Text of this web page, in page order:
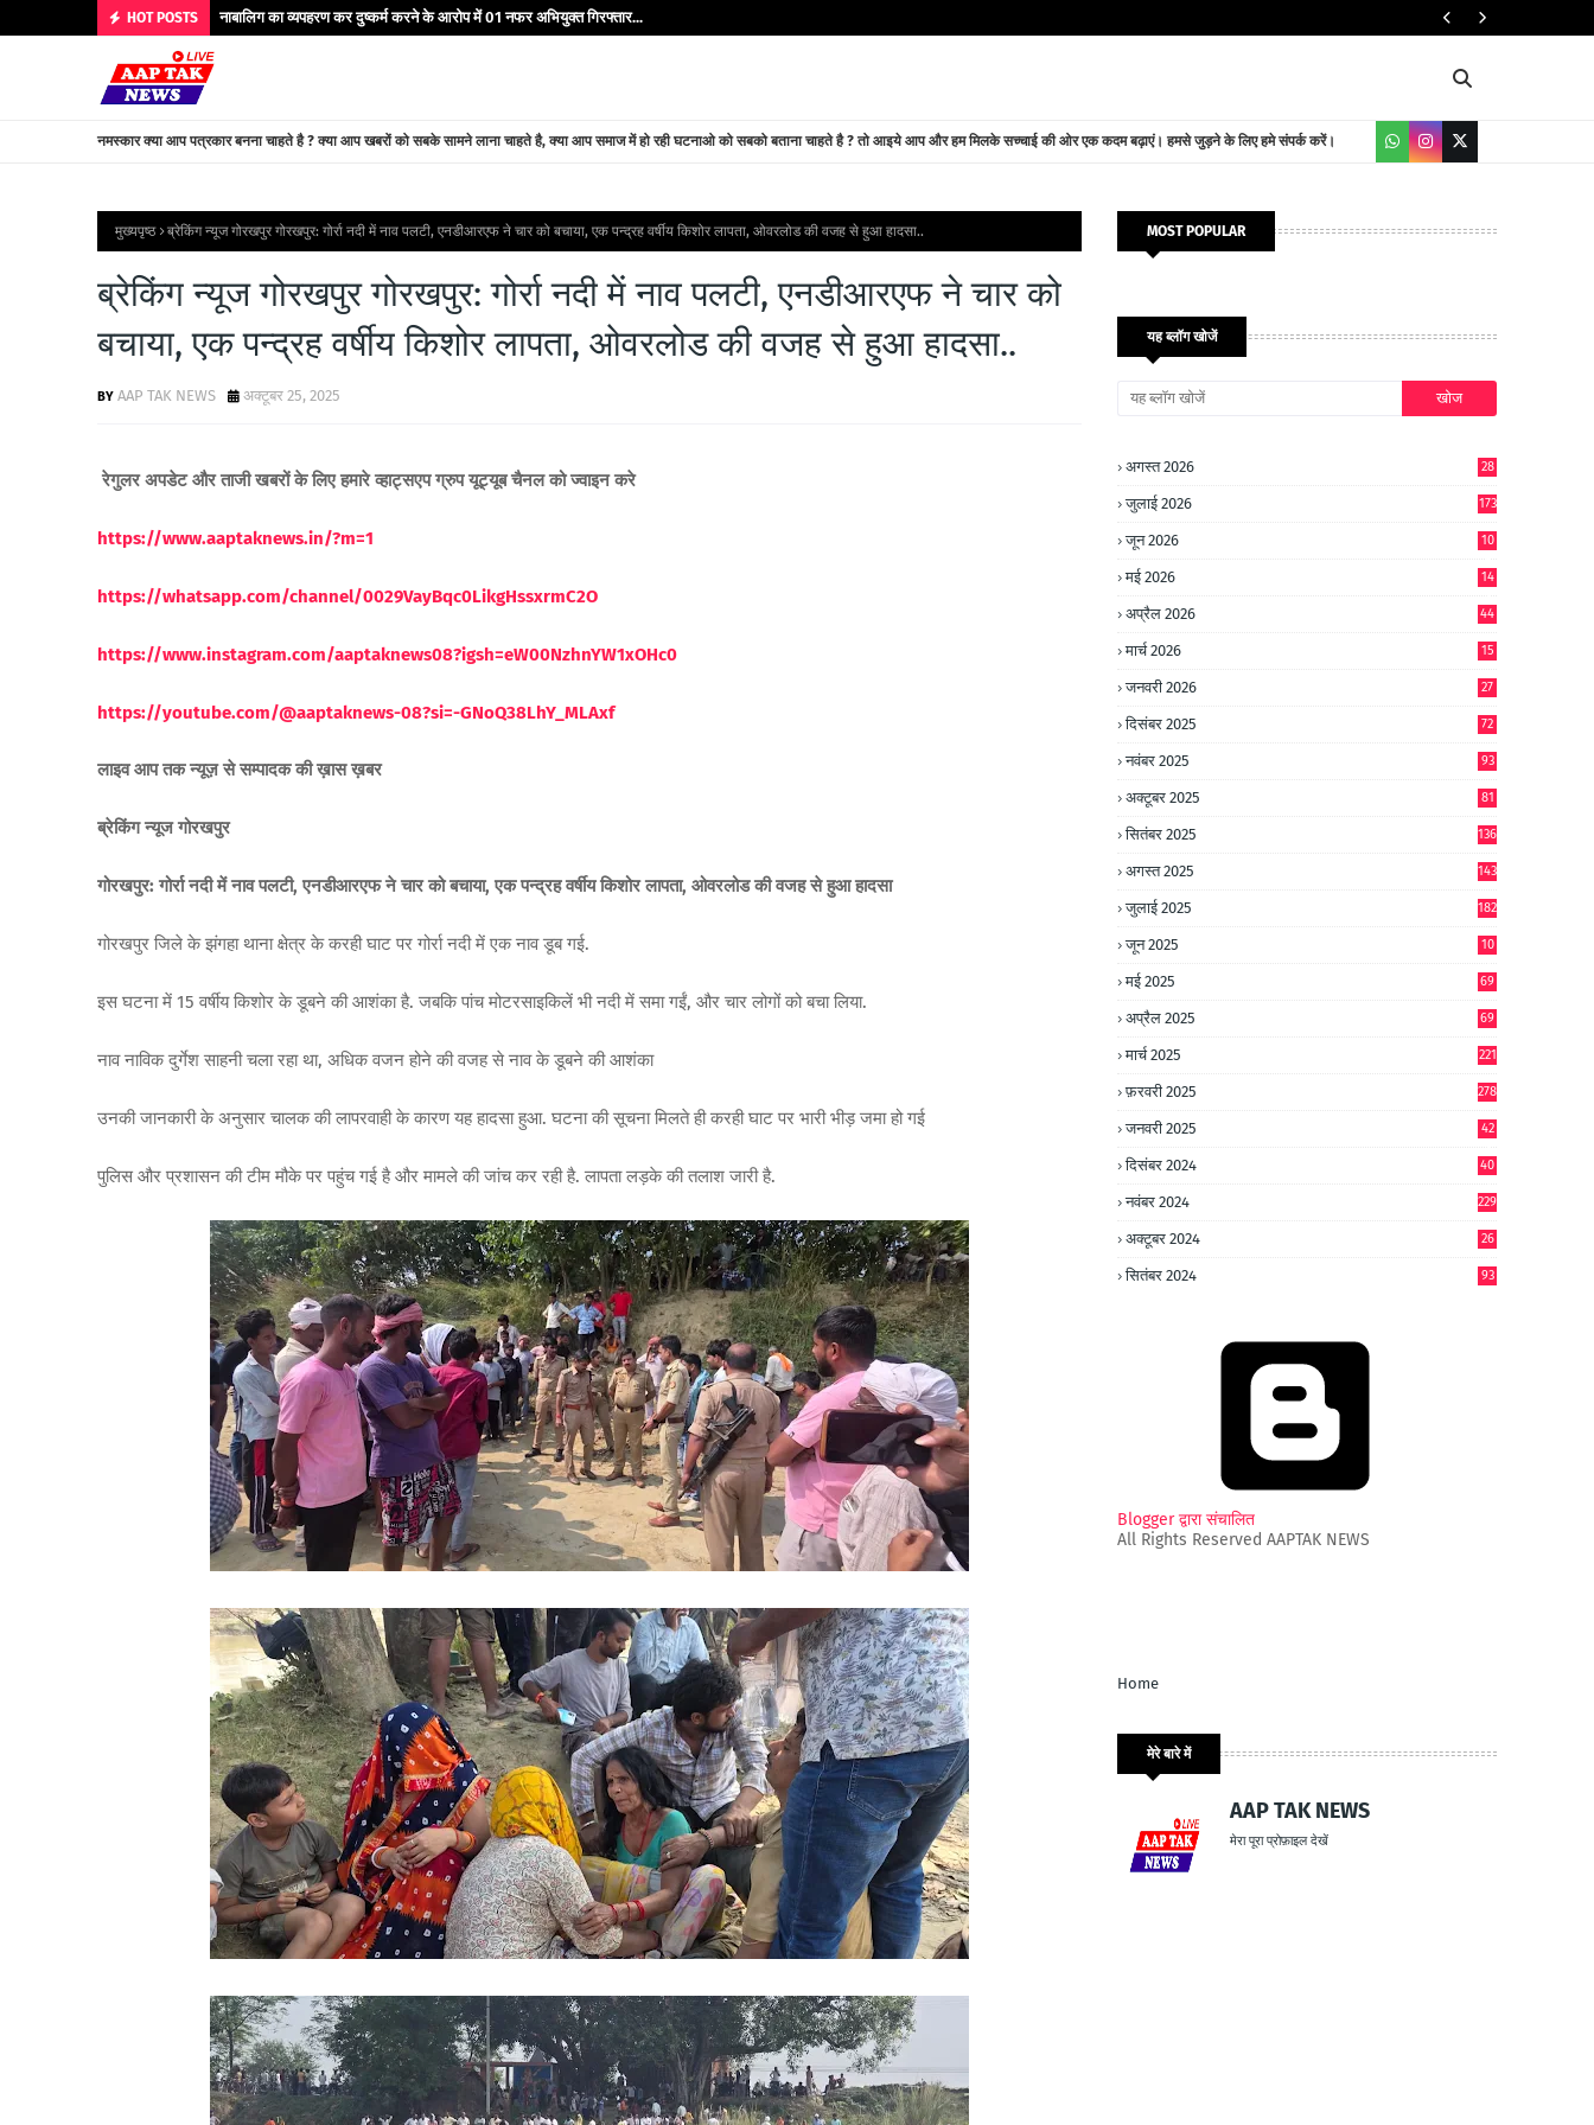
HOT POSTS नाबालिग का व्यपहरण कर दुष्कर्म करने के आरोप में 01 नफर अभियुक्त गिरफ्तार...
नमस्कार क्या आप पत्रकार बनना चाहते है ? क्या आप खबरों को सबके सामने लाना चाहते है, क्या आप समाज में हो रही घटनाओ को सबको बताना चाहते है ? तो आइये आप और हम मिलके सच्चाई की ओर एक कदम बढ़ाएं। हमसे जुड़ने के लिए हमे संपर्क करें।
मुख्यपृष्ठ ब्रेकिंग न्यूज गोरखपुर गोरखपुर: गोर्रा नदी में नाव पलटी, एनडीआरएफ ने चार को बचाया, एक पन्द्रह वर्षीय किशोर लापता, ओवरलोड की वजह से हुआ हादसा..
ब्रेकिंग न्यूज गोरखपुर गोरखपुर: गोर्रा नदी में नाव पलटी, एनडीआरएफ ने चार को
बचाया, एक पन्द्रह वर्षीय किशोर लापता, ओवरलोड की वजह से हुआ हादसा..
AAP TAK NEWS अक्टूबर 25, 2025
रेगुलर अपडेट और ताजी खबरों के लिए हमारे व्हाट्सएप ग्रुप यूट्यूब चैनल को ज्वाइन करे
https://www.aaptaknews.in/?m=1
https://whatsapp.com/channel/0029VayBqc0LikgHssxrmC2O
https://www.instagram.com/aaptaknews08?igsh=eW00NzhnYW1xOHc0
https://youtube.com/@aaptaknews-08?si=-GNoQ38LhY_MLAxf
लाइव आप तक न्यूज़ से सम्पादक की ख़ास ख़बर
ब्रेकिंग न्यूज गोरखपुर
गोरखपुर: गोर्रा नदी में नाव पलटी, एनडीआरएफ ने चार को बचाया, एक पन्द्रह वर्षीय किशोर लापता, ओवरलोड की वजह से हुआ हादसा
गोरखपुर जिले के झंगहा थाना क्षेत्र के करही घाट पर गोर्रा नदी में एक नाव डूब गई.
इस घटना में 15 वर्षीय किशोर के डूबने की आशंका है. जबकि पांच मोटरसाइकिलें भी नदी में समा गईं, और चार लोगों को बचा लिया.
नाव नाविक दुर्गेश साहनी चला रहा था, अधिक वजन होने की वजह से नाव के डूबने की आशंका
उनकी जानकारी के अनुसार चालक की लापरवाही के कारण यह हादसा हुआ. घटना की सूचना मिलते ही करही घाट पर भारी भीड़ जमा हो गई
पुलिस और प्रशासन की टीम मौके पर पहुंच गई है और मामले की जांच कर रही है. लापता लड़के की तलाश जारी है.
MOST POPULAR
यह ब्लॉग खोजें
अगस्त 2026 28
जुलाई 2026 173
जून 2026
10
मई 2026
14
अप्रैल 2026 44
मार्च 2026 15
जनवरी 2026 27
दिसंबर 2025 72
नवंबर 2025 93
अक्टूबर 2025 81
सितंबर 2025 136
अगस्त 2025 143
जुलाई 2025 182
जून 2025
10
मई 2025 69
अप्रैल 2025 69
मार्च 2025 221
फ़रवरी 2025 278
जनवरी 2025
42
दिसंबर 2024
40
नवंबर 2024 229
अक्टूबर 2024
26
सितंबर 2024 93
Blogger द्वारा संचालित
All Rights Reserved AAPTAK NEWS
Home
मेरे बारे में
AAP TAK NEWS
मेरा पूरा प्रोफ़ाइल देखें